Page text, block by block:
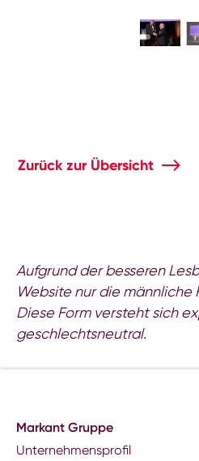
Zurück zur Übersicht
Aufgrund der besseren
Website nur die männliche
Diese Form versteht sich
geschlechtsneutral.
Markant Gruppe
Unternehmensprofil